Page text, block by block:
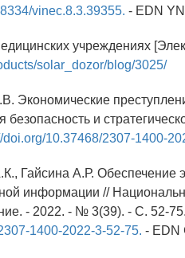
vinec.8.3.39355. - EDN
учреждениях
solar_dozor/blog/3025/
Экономические
безопасность и
doi.org/10.37468/2307-1400-
Гайсина А.Р. Обеспечение
информации //
- 2022. - № 3(39). - С. 52-
1400-2022-3-52-75. - EDN